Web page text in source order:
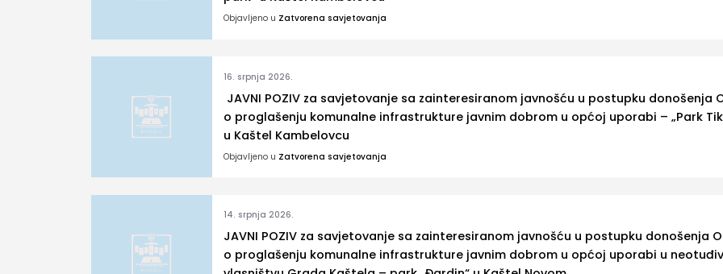
Objavljeno u Zatvorena savjetovanja
16. srpnja 2026.
JAVNI POZIV za savjetovanje sa zainteresiranom javnošću u postupku donošenja
o proglašenju komunalne infrastrukture javnim dobrom u općoj uporabi – „Park
u Kaštel Kambelovcu
Objavljeno u Zatvorena savjetovanja
14. srpnja 2026.
JAVNI POZIV za savjetovanje sa zainteresiranom javnošću u postupku donošenja
o proglašenju komunalne infrastrukture javnim dobrom u općoj uporabi u